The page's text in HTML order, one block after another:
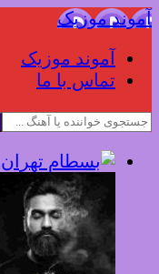
آموند موزیک
آموند موزیک
تماس با ما